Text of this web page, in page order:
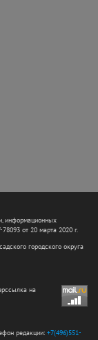
информационных
от 20 марта 2020 г.
городского округа
на
редакции: +7(496)551-